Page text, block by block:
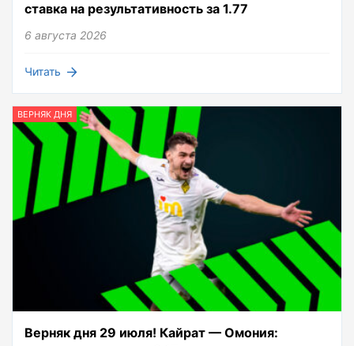
ставка на результативность за 1.77
6 августа 2026
Читать
ВЕРНЯК ДНЯ
Верняк дня 29 июля! Кайрат — Омония: